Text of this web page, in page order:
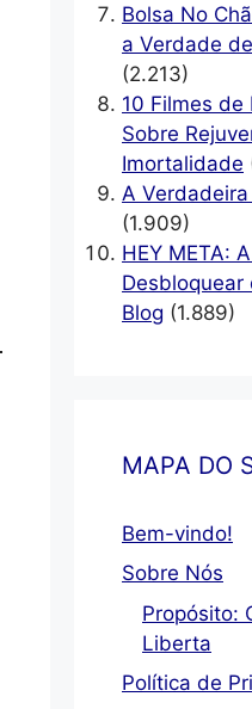
Bolsa No
a Verdade
(2.213)
10 Filmes de
Sobre
Imortalidade
A
(1.909)
HEY META:
Desbloquear
Blog (1.889)
MAPA DO
Bem-vindo!
Sobre Nós
Propósito:
Liberta
Política de